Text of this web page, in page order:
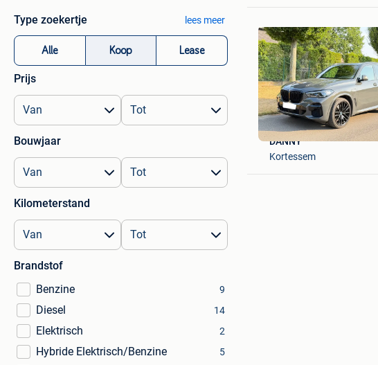
Type zoekertje lees meer
Alle Koop Lease
Prijs
Bouwjaar
Kilometerstand
Brandstof
Benzine
9
Diesel 14
Elektrisch 2
Hybride Elektrisch/Benzine 5
DANNY
Kortessem